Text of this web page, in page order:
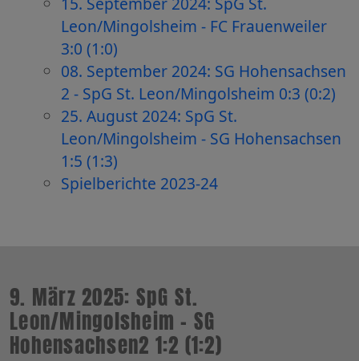
Leon/Mingolsheim - FC Frauenweiler
3:0 (1:0)
08. September 2024: SG Hohensachsen
2 - SpG St. Leon/Mingolsheim 0:3 (0:2)
25. August 2024: SpG St.
Leon/Mingolsheim - SG Hohensachsen
1:5 (1:3)
Spielberichte 2023-24
9. März 2025: SpG St.
Leon/Mingolsheim - SG
Hohensachsen2 1:2 (1:2)